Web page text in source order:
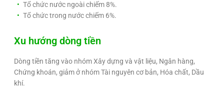
Tổ chức nước ngoài chiếm 8%.
Tổ chức trong nước chiếm 6%.
Xu hướng dòng tiền
Dòng tiền tăng vào nhóm Xây dựng và vật liệu, Ngân hàng,
Chứng khoán, giảm ở nhóm Tài nguyên cơ bản, Hóa chất, Dầu
khí.